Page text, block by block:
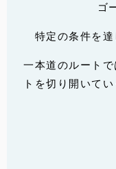
ゴ
特定の条件を達
一本道のルート
トを切り開いて